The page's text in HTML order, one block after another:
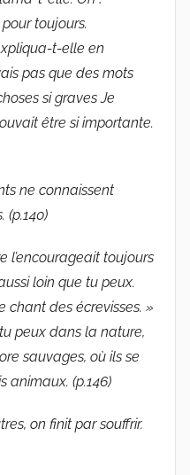
toujours.
t-elle en
pas que des mots
si graves Je
être si importante.
ne connaissent
(p.140)
l’encourageait toujours
loin que tu peux.
chant des écrevisses. »
peux dans la nature,
sauvages, où ils se
animaux. (p.146)
on finit par souffrir.